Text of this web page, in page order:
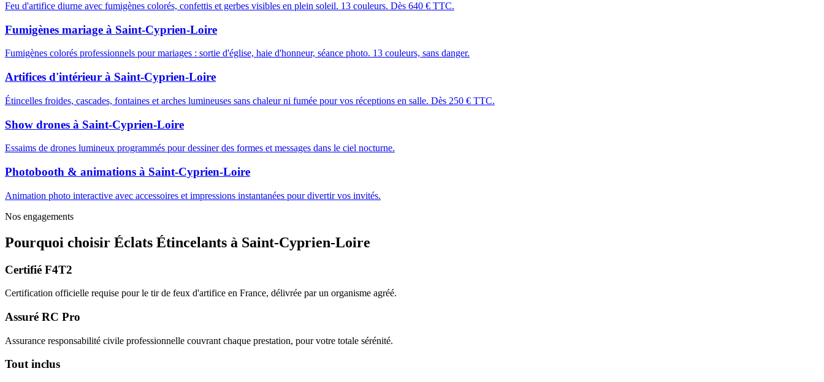
Feu d'artifice diurne avec fumigènes colorés, confettis et gerbes visibles en plein soleil. 13 couleurs. Dès 640 € TTC.
Fumigènes mariage à Saint-Cyprien-Loire
Fumigènes colorés professionnels pour mariages : sortie d'église, haie d'honneur, séance photo. 13 couleurs, sans danger.
Artifices d'intérieur à Saint-Cyprien-Loire
Étincelles froides, cascades, fontaines et arches lumineuses sans chaleur ni fumée pour vos réceptions en salle. Dès 250 € TTC.
Show drones à Saint-Cyprien-Loire
Essaims de drones lumineux programmés pour dessiner des formes et messages dans le ciel nocturne.
Photobooth & animations à Saint-Cyprien-Loire
Animation photo interactive avec accessoires et impressions instantanées pour divertir vos invités.
Nos engagements
Pourquoi choisir Éclats Étincelants à Saint-Cyprien-Loire
Certifié F4T2
Certification officielle requise pour le tir de feux d'artifice en France, délivrée par un organisme agréé.
Assuré RC Pro
Assurance responsabilité civile professionnelle couvrant chaque prestation, pour votre totale sérénité.
Tout inclus